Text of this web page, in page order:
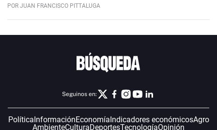
POR JUAN FRANCISCO PITTALUGA
Seguinos en:
Política InformaciónEconomía Indicadores económicosAgro
AmbienteCulturaDeportesTecnologíaOpinión